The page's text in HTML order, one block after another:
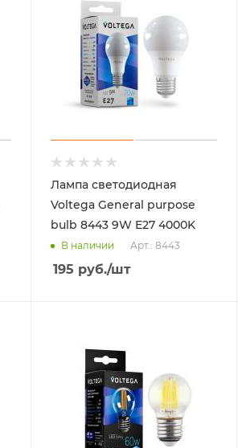
Лампа светодиодная
Voltega General purpose
bulb 8443 9W E27 4000K
В наличии Арт.: 8443
195 руб./шт